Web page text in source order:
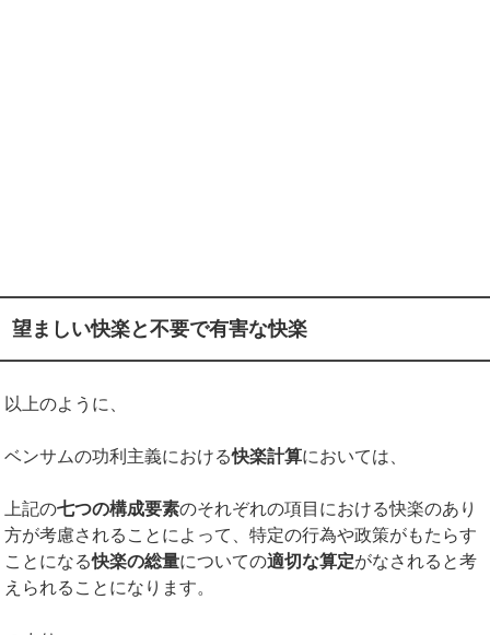
望ましい快楽と不要で有害な快楽
以上のように、
ベンサムの功利主義における快楽計算においては、
上記の七つの構成要素のそれぞれの項目における快楽のあり
方が考慮されることによって、特定の行為や政策がもたらす
ことになる快楽の総量についての適切な算定がなされると考
えられることになります。